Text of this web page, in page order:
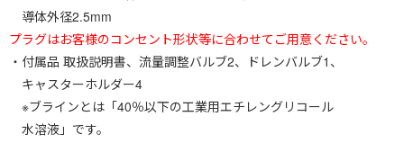
導体外径2.5mm
プラグはお客様のコンセント形状等に合わせてご用意ください。
・付属品 取扱説明書、流量調整バルブ2、ドレンバルブ1、
キャスターホルダー4
※ブラインとは「40％以下の工業用エチレングリコール
水溶液」です。